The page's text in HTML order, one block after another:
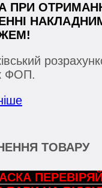
ПРИ
ФОП.
ТОВАРУ